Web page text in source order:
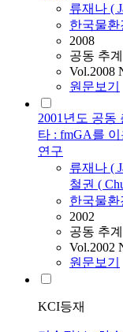
류재나 (
한국물
2008
공동 추
Vol.2008
원문보기
2001년도 공동
타 : fmGA를
연구
류재나 (
철권 (
한국물
2002
공동 추
Vol.2002
원문보기
KCI등재